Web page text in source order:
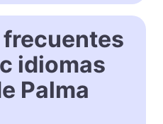
idiomas
Palma